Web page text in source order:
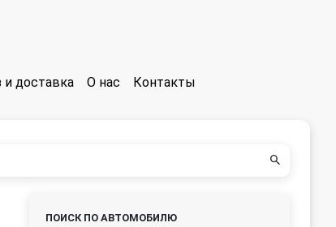
и доставка О нас Контакты
ПОИСК ПО АВТОМОБИЛЮ